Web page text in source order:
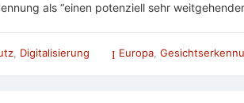
als “einen potenziell sehr
, Digitalisierung Europa,